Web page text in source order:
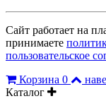
Сайт работает на
принимаете
пользовательское
Корзина 0
Каталог